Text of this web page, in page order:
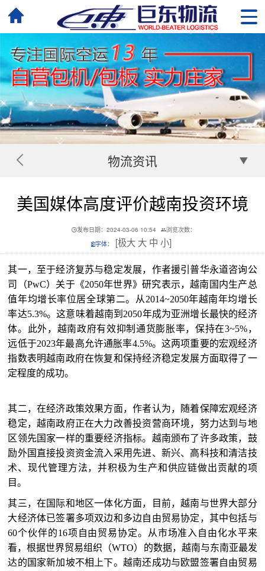
物流资讯
美国媒体高度评价越南投资环境
发布日期：2024-03-06 10:54
浏览次数：
字体：
[极大 大 中 小]
其一，至于经济复苏与稳定发展，作者援引普华永道咨询公
司（PwC）关于《2050年世界》研究表示，越南国内生产总
值年均增长率位居全球第二。从2014~2050年越南年均增长
率达5.3%。这意味着越南到2050年成为亚洲增长最快的经济
体。此外，越南政府有效抑制通货膨胀率，保持在3~5%，
远低于2023年最高允许通胀率4.5%。这两项重要的宏观经济
指数表明越南政府在恢复和保持经济稳定发展方面取得了一
定程度的成功。
其二，在经济政策效果方面，作者认为，随着保障宏观经济
稳定，越南政府正在大力改善投资营商环境，努力达到与地
区领先国家一样的重要经济指标。越南颁布了许多政策，鼓
励外国直接投资资金流入采用先进、新兴、高科技和清洁技
术、现代管理方法，并积极为生产和供应链做出贡献的项
目。
其三，在国际和地区一体化方面，目前，越南与世界大部分
大经济体已签署多项双边和多边自由贸易协定，其中包括与
60个伙伴的16项自由贸易协定。从市场准入自由化水平来
看，根据世界贸易组织（WTO）的数据，越南与东南亚最发
达的国家新加坡不相上下。越南还成功与欧盟签署自由贸易